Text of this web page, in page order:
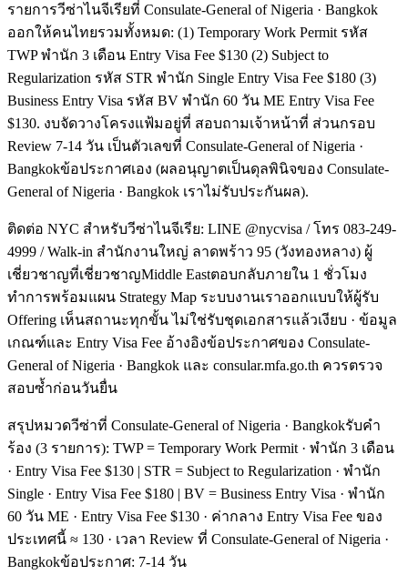
รายการวีซ่าไนจีเรียที่ Consulate-General of Nigeria · Bangkok
ออกให้คนไทยรวมทั้งหมด: (1) Temporary Work Permit รหัส
TWP พำนัก 3 เดือน Entry Visa Fee $130 (2) Subject to
Regularization รหัส STR พำนัก Single Entry Visa Fee $180 (3)
Business Entry Visa รหัส BV พำนัก 60 วัน ME Entry Visa Fee
$130. งบจัดวางโครงแฟ้มอยู่ที่ สอบถามเจ้าหน้าที่ ส่วนกรอบ
Review 7-14 วัน เป็นตัวเลขที่ Consulate-General of Nigeria ·
Bangkokข้อประกาศเอง (ผลอนุญาตเป็นดุลพินิจของ Consulate-
General of Nigeria · Bangkok เราไม่รับประกันผล).
ติดต่อ NYC สำหรับวีซ่าไนจีเรีย: LINE @nycvisa / โทร 083-249-
4999 / Walk-in สำนักงานใหญ่ ลาดพร้าว 95 (วังทองหลาง) ผู้
เชี่ยวชาญที่เชี่ยวชาญMiddle Eastตอบกลับภายใน 1 ชั่วโมง
ทำการพร้อมแผน Strategy Map ระบบงานเราออกแบบให้ผู้รับ
Offering เห็นสถานะทุกขั้น ไม่ใช่รับชุดเอกสารแล้วเงียบ · ข้อมูล
เกณฑ์และ Entry Visa Fee อ้างอิงข้อประกาศของ Consulate-
General of Nigeria · Bangkok และ consular.mfa.go.th ควรตรวจ
สอบซ้ำก่อนวันยื่น
สรุปหมวดวีซ่าที่ Consulate-General of Nigeria · Bangkokรับคำ
ร้อง (3 รายการ): TWP = Temporary Work Permit · พำนัก 3 เดือน
· Entry Visa Fee $130 | STR = Subject to Regularization · พำนัก
Single · Entry Visa Fee $180 | BV = Business Entry Visa · พำนัก
60 วัน ME · Entry Visa Fee $130 · ค่ากลาง Entry Visa Fee ของ
ประเทศนี้ ≈ 130 · เวลา Review ที่ Consulate-General of Nigeria ·
Bangkokข้อประกาศ: 7-14 วัน